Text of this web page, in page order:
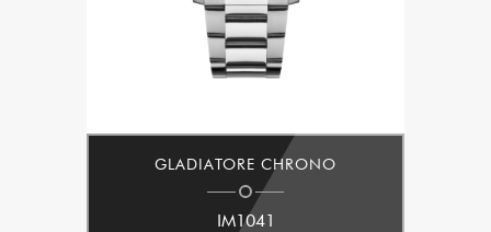
GLADIATORE CHRONO
IM1041